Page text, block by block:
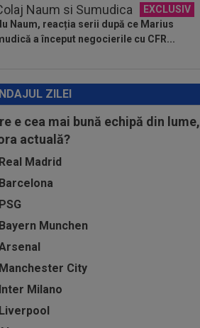
EXCLUSIV
Naum, reacția serii după ce Marius
a început negocierile cu CFR...
ZILEI
e cea mai bună echipă din lume,
actuală?
Madrid
Munchen
City
Milano